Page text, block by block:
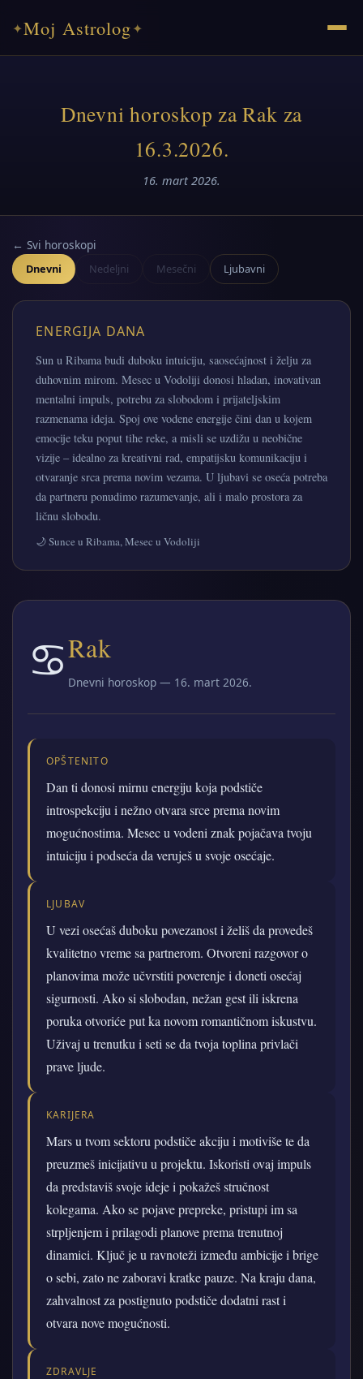
✦Moj Astrolog✦
Dnevni horoskop za Rak za
16.3.2026.
16. mart 2026.
← Svi horoskopi
Dnevni Nedeljni Mesečni Ljubavni
ENERGIJA DANA
Sun u Ribama budi duboku intuiciju, saosećajnost i želju za
duhovnim mirom. Mesec u Vodoliji donosi hladan, inovativan
mentalni impuls, potrebu za slobodom i prijateljskim
razmenama ideja. Spoj ove vodene energije čini dan u kojem
emocije teku poput tihe reke, a misli se uzdižu u neobične
vizije – idealno za kreativni rad, empatijsku komunikaciju i
otvaranje srca prema novim vezama. U ljubavi se oseća potreba
da partneru ponudimo razumevanje, ali i malo prostora za
ličnu slobodu.
🌙 Sunce u Ribama, Mesec u Vodoliji
♋Rak
Dnevni horoskop — 16. mart 2026.
OPŠTENITO
Dan ti donosi mirnu energiju koja podstiče
introspekciju i nežno otvara srce prema novim
mogućnostima. Mesec u vodeni znak pojačava tvoju
intuiciju i podseća da veruješ u svoje osećaje.
LJUBAV
U vezi osećaš duboku povezanost i želiš da provedeš
kvalitetno vreme sa partnerom. Otvoreni razgovor o
planovima može učvrstiti poverenje i doneti osećaj
sigurnosti. Ako si slobodan, nežan gest ili iskrena
poruka otvoriće put ka novom romantičnom iskustvu.
Uživaj u trenutku i seti se da tvoja toplina privlači
prave ljude.
KARIJERA
Mars u tvom sektoru podstiče akciju i motiviše te da
preuzmeš inicijativu u projektu. Iskoristi ovaj impuls
da predstaviš svoje ideje i pokažeš stručnost
kolegama. Ako se pojave prepreke, pristupi im sa
strpljenjem i prilagodi planove prema trenutnoj
dinamici. Ključ je u ravnoteži između ambicije i brige
o sebi, zato ne zaboravi kratke pauze. Na kraju dana,
zahvalnost za postignuto podstiče dodatni rast i
otvara nove mogućnosti.
ZDRAVLJE